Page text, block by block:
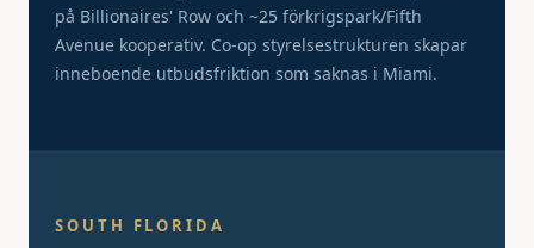
på Billionaires' Row och ~25 förkrigspark/Fifth
Avenue kooperativ. Co-op styrelsestrukturen skapar
inneboende utbudsfriktion som saknas i Miami.
SOUTH FLORIDA